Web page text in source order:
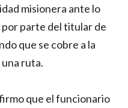
misionera ante lo
por parte del titular de
que se cobre a la
ruta.
que el funcionario